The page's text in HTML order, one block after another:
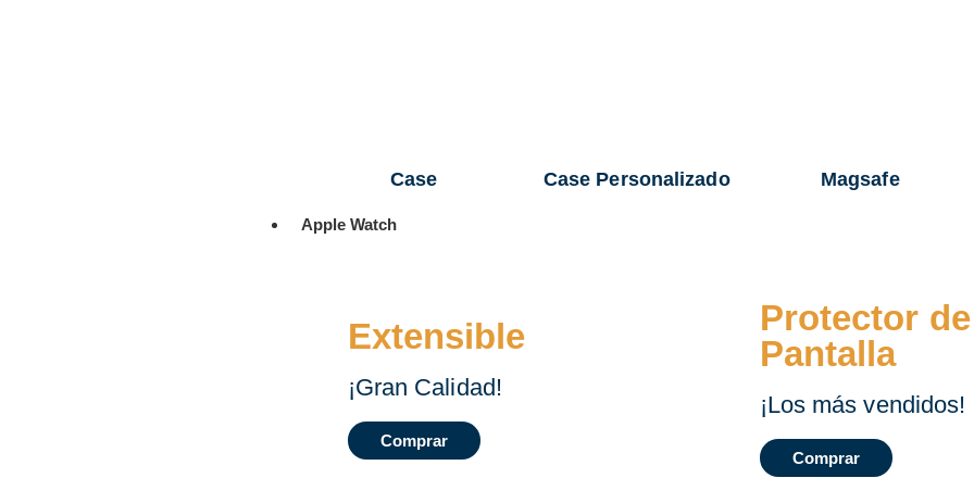
Case Case Personalizado Magsafe
Apple Watch
Extensible
¡Gran Calidad!
Comprar
Protector de
Pantalla
¡Los más vendidos!
Comprar